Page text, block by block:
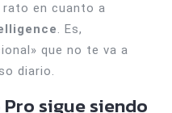
rato en cuanto a
. Es,
que no te va a
diario.
Pro sigue siendo